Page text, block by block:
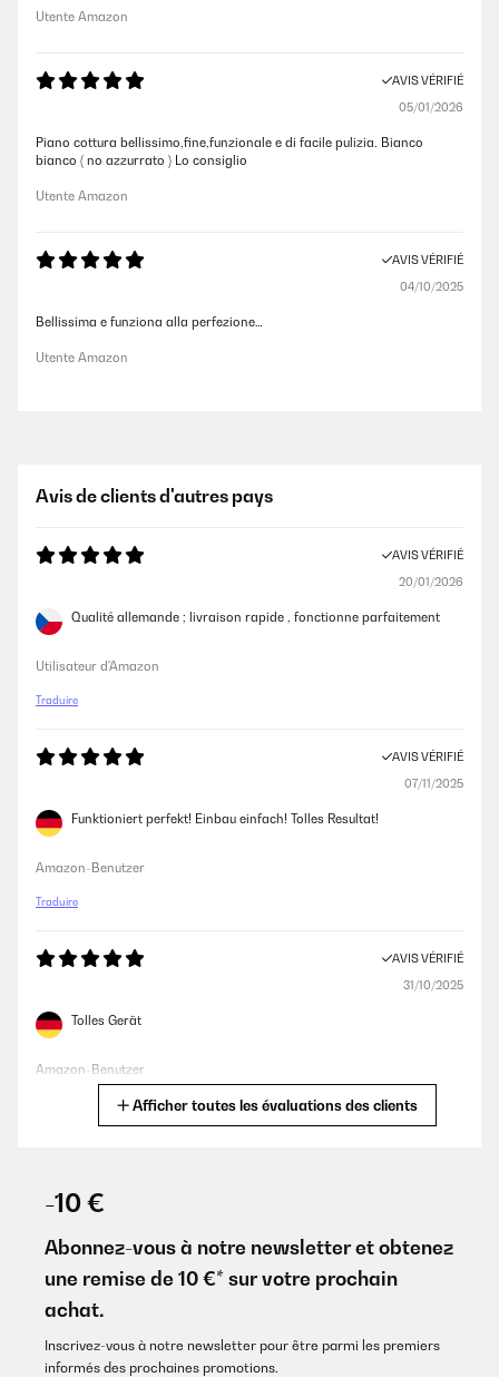
Utente Amazon
AVIS VÉRIFIÉ
05/01/2026
Piano cottura bellissimo,fine,funzionale e di facile pulizia. Bianco
bianco ( no azzurrato ) Lo consiglio
Utente Amazon
AVIS VÉRIFIÉ
04/10/2025
Bellissima e funziona alla perfezione…
Utente Amazon
Avis de clients d'autres pays
AVIS VÉRIFIÉ
20/01/2026
Qualité allemande ; livraison rapide , fonctionne parfaitement
Utilisateur d'Amazon
Traduire
AVIS VÉRIFIÉ
07/11/2025
Funktioniert perfekt! Einbau einfach! Tolles Resultat!
Amazon-Benutzer
Traduire
AVIS VÉRIFIÉ
31/10/2025
Tolles Gerät
Amazon-Benutzer
Amazon-Benutzer
Traduire
Afficher toutes les évaluations des clients
-10 €
Abonnez-vous à notre newsletter et obtenez
une remise de 10 €* sur votre prochain
achat.
Inscrivez-vous à notre newsletter pour être parmi les premiers
informés des prochaines promotions.